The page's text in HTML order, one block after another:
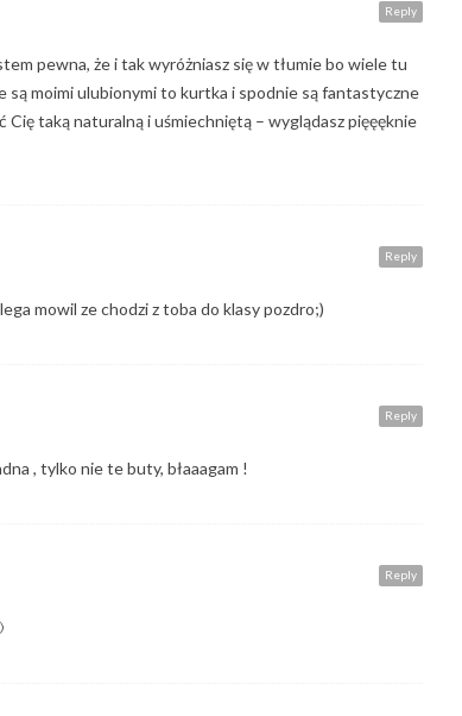
Reply
pewna, że i tak wyróżniasz się w tłumie bo wiele tu
moimi ulubionymi to kurtka i spodnie są fantastyczne
Cię taką naturalną i uśmiechniętą – wyglądasz pięęęknie
Reply
mowil ze chodzi z toba do klasy pozdro;)
Reply
, tylko nie te buty, błaaagam !
Reply